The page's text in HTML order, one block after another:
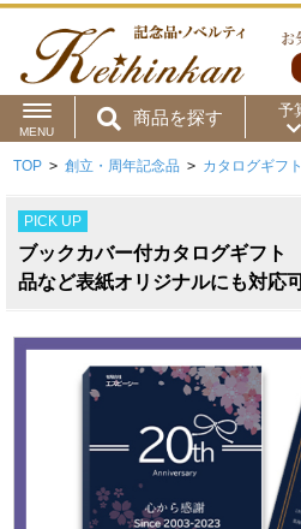
MENU
商品を探す 予
用途から
商品カテゴリ
価格帯から
～50円
～300円
～15,000円
～50,000円
TOP > 創立・周年記念品 > カタログギフト
PICK UP
ブックカバー付カタログギフト
品など表紙オリジナルにも対応